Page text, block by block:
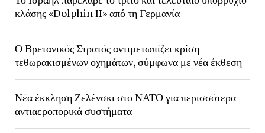
κλάσης «Dolphin II» από τη Γερμανία
Ο Βρετανικός Στρατός αντιμετωπίζει κρίση
τεθωρακισμένων οχημάτων, σύμφωνα με νέα έκθεση
Νέα έκκληση Ζελένσκι στο ΝΑΤΟ για περισσότερα
αντιαεροπορικά συστήματα